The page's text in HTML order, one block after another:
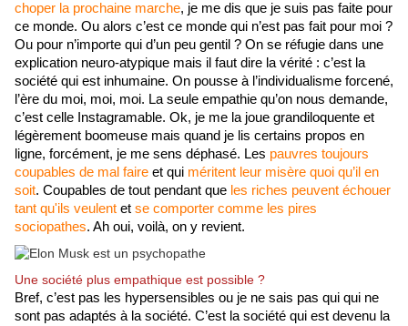
choper la prochaine marche, je me dis que je suis pas faite pour
ce monde. Ou alors c’est ce monde qui n’est pas fait pour moi ?
Ou pour n’importe qui d’un peu gentil ? On se réfugie dans une
explication neuro-atypique mais il faut dire la vérité : c’est la
société qui est inhumaine. On pousse à l’individualisme forcené,
l’ère du moi, moi, moi. La seule empathie qu’on nous demande,
c’est celle Instagramable. Ok, je me la joue grandiloquente et
légèrement boomeuse mais quand je lis certains propos en
ligne, forcément, je me sens déphasé. Les pauvres toujours
coupables de mal faire et qui méritent leur misère quoi qu’il en
soit. Coupables de tout pendant que les riches peuvent échouer
tant qu'ils veulent et se comporter comme les pires
sociopathes. Ah oui, voilà, on y revient.
Une société plus empathique est possible ?
Bref, c’est pas les hypersensibles ou je ne sais pas qui qui ne
sont pas adaptés à la société. C’est la société qui est devenu la